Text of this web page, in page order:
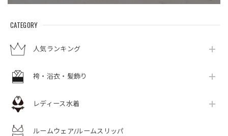
CATEGORY
人気ランキング
袴・浴衣・髪飾り
レディース水着
ルームウェア/ルームスリッパ